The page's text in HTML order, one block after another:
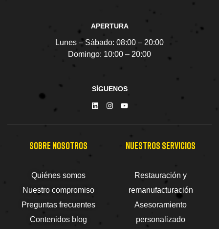
APERTURA
Lunes – Sábado: 08:00 – 20:00
Domingo: 10:00 – 20:00
SÍGUENOS
SOBRE NOSOTROS
Quiénes somos
Nuestro compromiso
Preguntas frecuentes
Contenidos blog
NUESTROS SERVICIOS
Restauración y
remanufacturación
Asesoramiento
personalizado